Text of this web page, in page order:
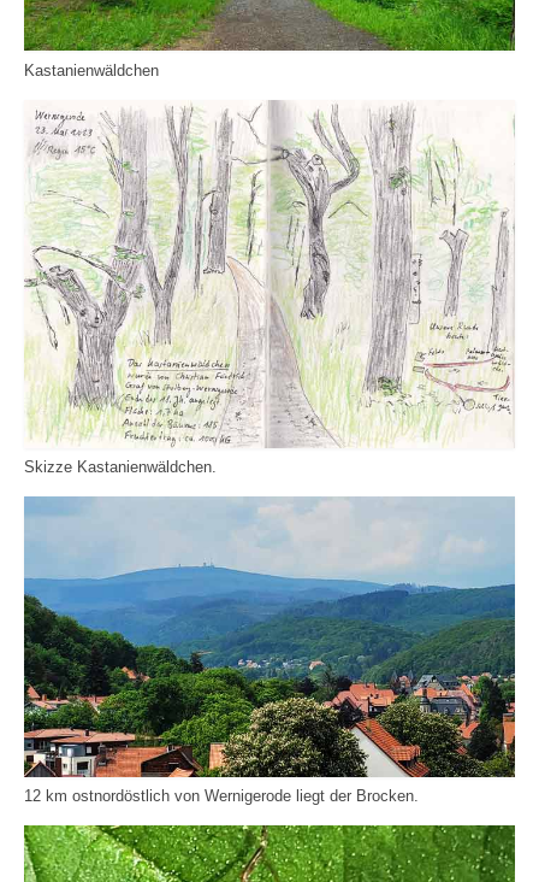
Kastanienwäldchen
Skizze Kastanienwäldchen.
12 km ostnordöstlich von Wernigerode liegt der Brocken.